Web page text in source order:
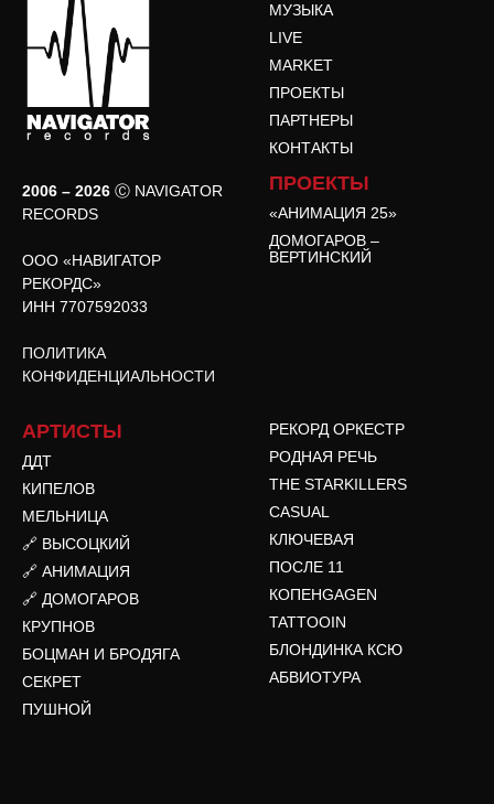
2006 – 2026 Ⓒ NAVIGATOR
RECORDS
ООО «НАВИГАТОР
РЕКОРДС»
ИНН 7707592033
ПОЛИТИКА
КОНФИДЕНЦИАЛЬНОСТИ
МУЗЫКА
LIVE
MARKET
ПРОЕКТЫ
ПАРТНЕРЫ
КОНТАКТЫ
ПРОЕКТЫ
«АНИМАЦИЯ 25»
ДОМОГАРОВ –
ВЕРТИНСКИЙ
АРТИСТЫ
ДДТ
КИПЕЛОВ
МЕЛЬНИЦА
🔗 ВЫСОЦКИЙ
🔗 АНИМАЦИЯ
🔗 ДОМОГАРОВ
КРУПНОВ
БОЦМАН И БРОДЯГА
СЕКРЕТ
ПУШНОЙ
РЕКОРД ОРКЕСТР
РОДНАЯ РЕЧЬ
THE STARKILLERS
CASUAL
КЛЮЧЕВАЯ
ПОСЛЕ 11
КОПЕНGAGEN
TATTOOIN
БЛОНДИНКА КСЮ
АБВИОТУРА